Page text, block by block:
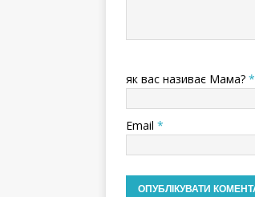
як вас називає Мама? *
Email *